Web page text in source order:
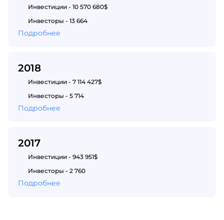
Инвестиции - 10 570 680$
Инвесторы - 13 664
Подробнее
2018
Инвестиции - 7 114 427$
Инвесторы - 5 714
Подробнее
2017
Инвестиции - 943 951$
Инвесторы - 2 760
Подробнее